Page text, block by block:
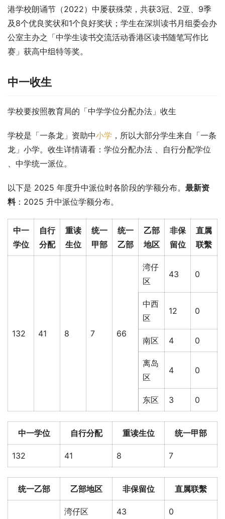
港学校朗诵节（2022）中屡获殊荣，共获3冠、2亚、9季
及8个优良奖状和1个良好奖状；学生在深圳读书月组委会办
公室主办之「中学生读书交流活动香港区读书随笔写作比
赛」获高中组特等奖。
中一收生
学校要按照教育局的「中学学位分配办法」收生
学校是「一条龙」资助中小学 ，所以大部分学生来自「一条
龙」小学。收生详情请看：学位分配办法 、自行分配学位
、中学统一派位。
以下是 2025 年度升中派位时各阶段的学额分布。 最新资
料：2025 升中派位学额分布。
中一
学位
自行
分配
重读
生位
统一
甲部
统一
乙部
乙部
地区
非保
留位
直属
联繫
132 41 8 7 66
湾仔
区
43 0
中西
区
12 0
南区 4 0
离岛
区
4 0
东区 3 0
中一学位 自行分配 重读生位 统一甲部
132 41 8 7
统一乙部 乙部地区 非保留位 直属联繫
湾仔区 43 0